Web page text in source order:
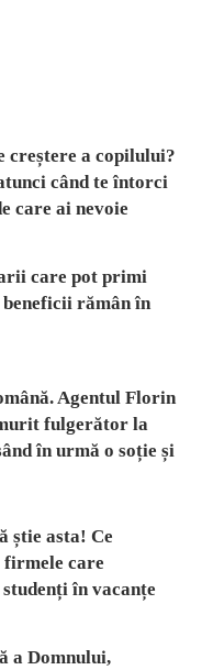
creștere a copilului?
când te întorci
care ai nevoie
care pot primi
rămân în
Agentul Florin
fulgerător la
în urmă o soție și
știe asta! Ce
firmele care
în vacanțe
a Domnului,